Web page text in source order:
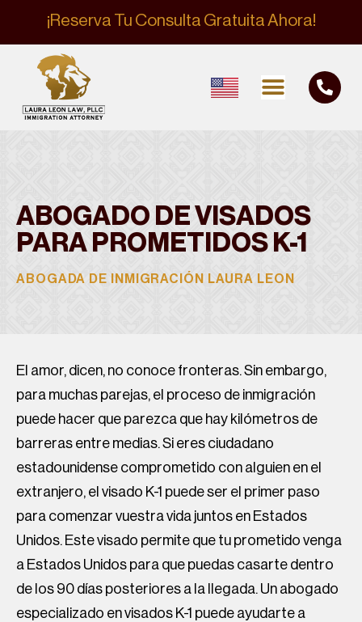
¡Reserva Tu Consulta Gratuita Ahora!
ABOGADO DE VISADOS
PARA PROMETIDOS K-1
ABOGADA DE INMIGRACIÓN LAURA LEON
El amor, dicen, no conoce fronteras. Sin embargo,
para muchas parejas, el proceso de inmigración
puede hacer que parezca que hay kilómetros de
barreras entre medias. Si eres ciudadano
estadounidense comprometido con alguien en el
extranjero, el visado K-1 puede ser el primer paso
para comenzar vuestra vida juntos en Estados
Unidos. Este visado permite que tu prometido venga
a Estados Unidos para que puedas casarte dentro
de los 90 días posteriores a la llegada. Un abogado
especializado en visados K-1 puede ayudarte a